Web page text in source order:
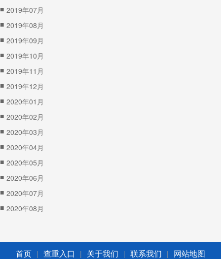
■ 2019年07月
■ 2019年08月
■ 2019年09月
■ 2019年10月
■ 2019年11月
■ 2019年12月
■ 2020年01月
■ 2020年02月
■ 2020年03月
■ 2020年04月
■ 2020年05月
■ 2020年06月
■ 2020年07月
■ 2020年08月
首页 | 查重入口 | 关于我们 | 联系我们 | 网站地图